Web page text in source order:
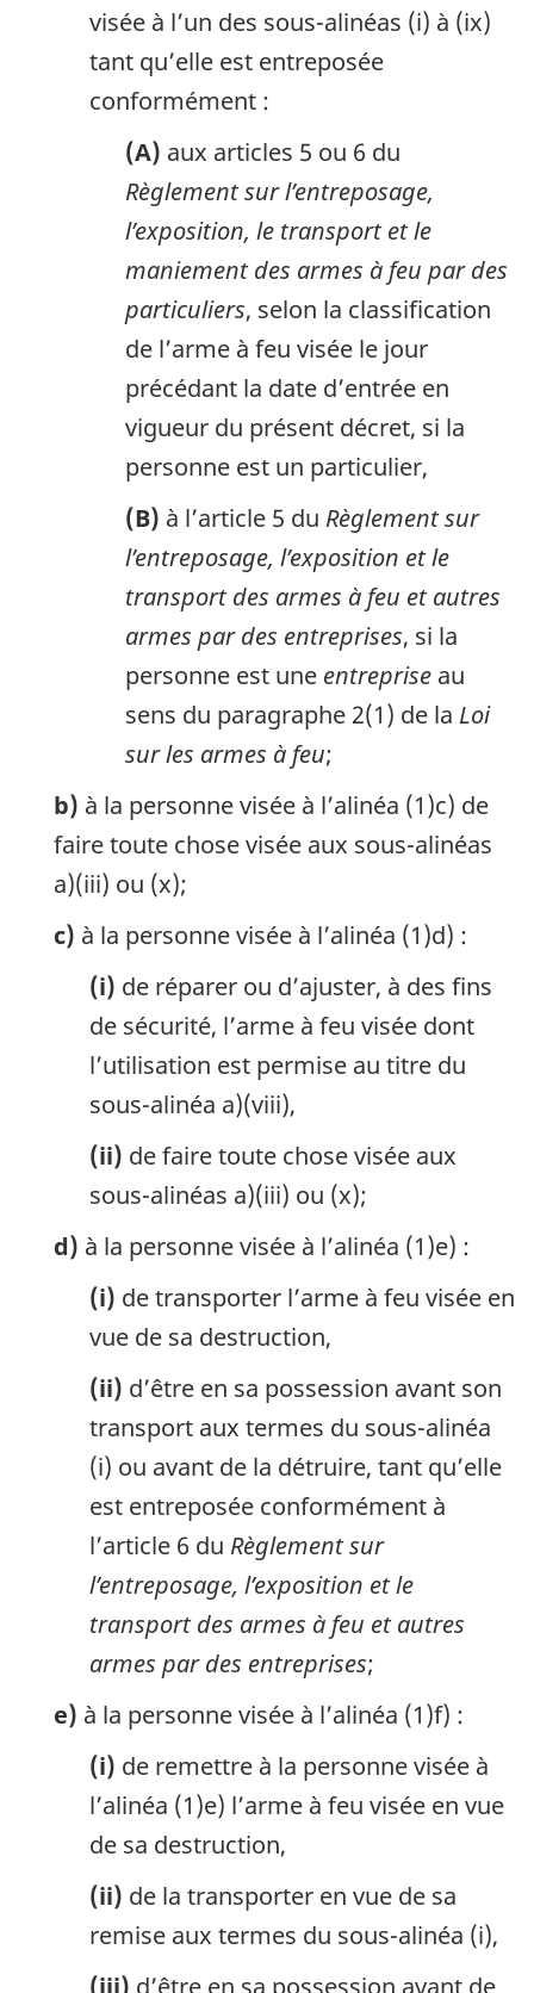
visée à l’un des sous-alinéas (i) à (ix)
tant qu’elle est entreposée
conformément :
(A) aux articles 5 ou 6 du
Règlement sur l’entreposage,
l’exposition, le transport et le
maniement des armes à feu par des
particuliers, selon la classification
de l’arme à feu visée le jour
précédant la date d’entrée en
vigueur du présent décret, si la
personne est un particulier,
(B) à l’article 5 du Règlement sur
l’entreposage, l’exposition et le
transport des armes à feu et autres
armes par des entreprises, si la
personne est une entreprise au
sens du paragraphe 2(1) de la Loi
sur les armes à feu;
b) à la personne visée à l’alinéa (1)c) de
faire toute chose visée aux sous-alinéas
a)(iii) ou (x);
c) à la personne visée à l’alinéa (1)d) :
(i) de réparer ou d’ajuster, à des fins
de sécurité, l’arme à feu visée dont
l’utilisation est permise au titre du
sous-alinéa a)(viii),
(ii) de faire toute chose visée aux
sous-alinéas a)(iii) ou (x);
d) à la personne visée à l’alinéa (1)e) :
(i) de transporter l’arme à feu visée en
vue de sa destruction,
(ii) d’être en sa possession avant son
transport aux termes du sous-alinéa
(i) ou avant de la détruire, tant qu’elle
est entreposée conformément à
l’article 6 du Règlement sur
l’entreposage, l’exposition et le
transport des armes à feu et autres
armes par des entreprises;
e) à la personne visée à l’alinéa (1)f) :
(i) de remettre à la personne visée à
l’alinéa (1)e) l’arme à feu visée en vue
de sa destruction,
(ii) de la transporter en vue de sa
remise aux termes du sous-alinéa (i),
(iii) d’être en sa possession avant de